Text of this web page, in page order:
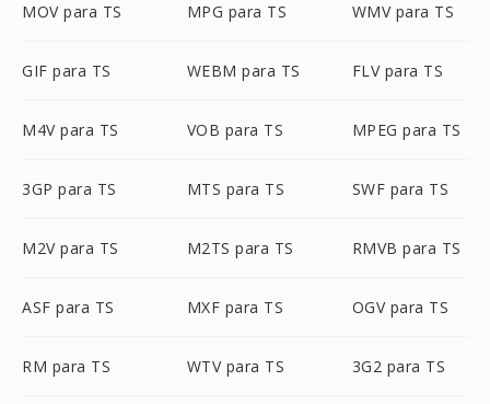
MOV para TS MPG para TS WMV para TS
GIF para TS WEBM para TS FLV para TS
M4V para TS VOB para TS MPEG para TS
3GP para TS MTS para TS SWF para TS
M2V para TS M2TS para TS RMVB para TS
ASF para TS MXF para TS OGV para TS
RM para TS WTV para TS 3G2 para TS